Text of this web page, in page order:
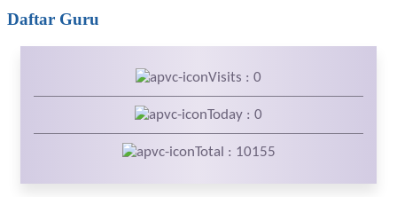
Daftar Guru
Visits : 0
Today : 0
Total : 10155